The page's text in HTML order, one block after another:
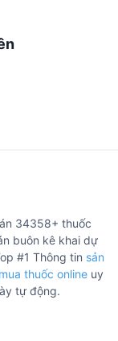
34358+ thuốc
buôn kê khai dự
#1 Thông tin sản
mua thuốc online uy
tự động.